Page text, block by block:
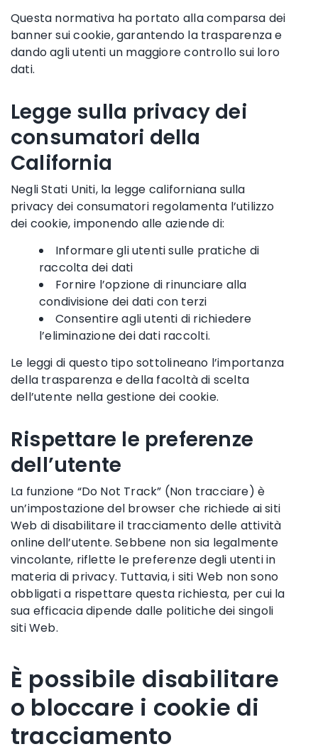
Questa normativa ha portato alla comparsa dei
banner sui cookie, garantendo la trasparenza e
dando agli utenti un maggiore controllo sui loro
dati.
Legge sulla privacy dei
consumatori della
California
Negli Stati Uniti, la legge californiana sulla
privacy dei consumatori regolamenta l’utilizzo
dei cookie, imponendo alle aziende di:
Informare gli utenti sulle pratiche di
raccolta dei dati
Fornire l’opzione di rinunciare alla
condivisione dei dati con terzi
Consentire agli utenti di richiedere
l’eliminazione dei dati raccolti.
Le leggi di questo tipo sottolineano l’importanza
della trasparenza e della facoltà di scelta
dell’utente nella gestione dei cookie.
Rispettare le preferenze
dell’utente
La funzione “Do Not Track” (Non tracciare) è
un’impostazione del browser che richiede ai siti
Web di disabilitare il tracciamento delle attività
online dell’utente. Sebbene non sia legalmente
vincolante, riflette le preferenze degli utenti in
materia di privacy. Tuttavia, i siti Web non sono
obbligati a rispettare questa richiesta, per cui la
sua efficacia dipende dalle politiche dei singoli
siti Web.
È possibile disabilitare
o bloccare i cookie di
tracciamento